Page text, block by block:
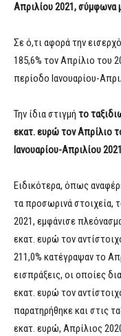
Απριλίου 2021, σύμφωνα
Σε ό,τι αφορά την
185,6% τον Απρίλιο του
περίοδο Ιανουαρίου-
Την ίδια στιγμή το
εκατ. ευρώ τον Απρίλιο
Ιανουαρίου-Απριλίου
Ειδικότερα, όπως
τα προσωρινά στοιχεία,
2021, εμφάνισε
εκατ. ευρώ τον
211,0% κατέγραψαν το
εισπράξεις, οι οποίες
εκατ. ευρώ τον
παρατηρήθηκε και στις
εκατ. ευρώ, Απρίλιος